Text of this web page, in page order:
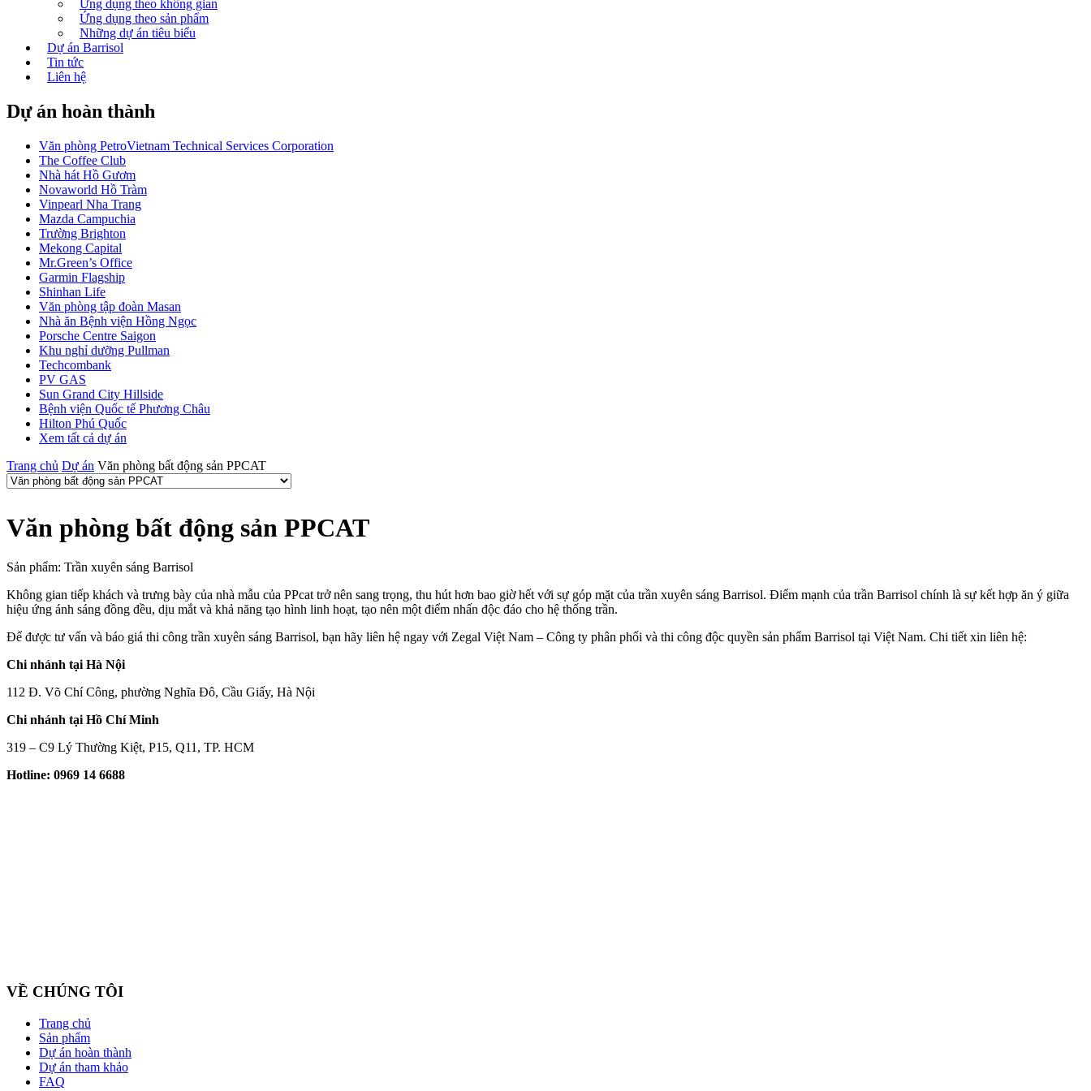
Ứng dụng theo không gian
Ứng dụng theo sản phẩm
Những dự án tiêu biểu
Dự án Barrisol
Tin tức
Liên hệ
Dự án hoàn thành
Văn phòng PetroVietnam Technical Services Corporation
The Coffee Club
Nhà hát Hồ Gươm
Novaworld Hồ Tràm
Vinpearl Nha Trang
Mazda Campuchia
Trường Brighton
Mekong Capital
Mr.Green’s Office
Garmin Flagship
Shinhan Life
Văn phòng tập đoàn Masan
Nhà ăn Bệnh viện Hồng Ngọc
Porsche Centre Saigon
Khu nghỉ dưỡng Pullman
Techcombank
PV GAS
Sun Grand City Hillside
Bệnh viện Quốc tế Phương Châu
Hilton Phú Quốc
Xem tất cả dự án
Trang chủ Dự án Văn phòng bất động sản PPCAT
Văn phòng bất động sản PPCAT
Sản phẩm: Trần xuyên sáng Barrisol
Không gian tiếp khách và trưng bày của nhà mẫu của PPcat trở nên sang trọng, thu hút hơn bao giờ hết với sự góp mặt của trần xuyên sáng Barrisol. Điểm mạnh của trần Barrisol chính là sự kết hợp ăn ý giữa
hiệu ứng ánh sáng đồng đều, dịu mắt và khả năng tạo hình linh hoạt, tạo nên một điểm nhấn độc đáo cho hệ thống trần.
Để được tư vấn và báo giá thi công trần xuyên sáng Barrisol, bạn hãy liên hệ ngay với Zegal Việt Nam – Công ty phân phối và thi công độc quyền sản phẩm Barrisol tại Việt Nam. Chi tiết xin liên hệ:
Chi nhánh tại Hà Nội
112 Đ. Võ Chí Công, phường Nghĩa Đô, Cầu Giấy, Hà Nội
Chi nhánh tại Hồ Chí Minh
319 – C9 Lý Thường Kiệt, P15, Q11, TP. HCM
Hotline: 0969 14 6688
VỀ CHÚNG TÔI
Trang chủ
Sản phẩm
Dự án hoàn thành
Dự án tham khảo
FAQ